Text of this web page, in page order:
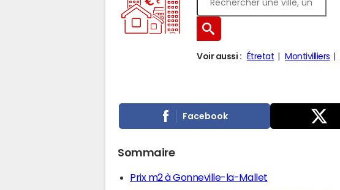
Voir aussi : Étretat Montivilliers
Facebook
Sommaire
Prix m2 à Gonneville-la-Mallet